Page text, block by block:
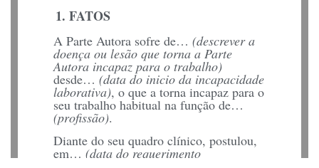
1. FATOS
A Parte Autora sofre de… (descrever a
doença ou lesão que torna a Parte
Autora incapaz para o trabalho)
desde… (data do inicio da incapacidade
laborativa), o que a torna incapaz para o
seu trabalho habitual na função de…
(profissão).
Diante do seu quadro clínico, postulou,
em… (data do requerimento